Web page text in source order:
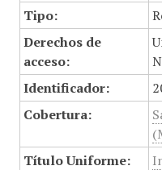
Tipo:
Derechos de
acceso:
Identificador:
Cobertura:
Título Uniforme: